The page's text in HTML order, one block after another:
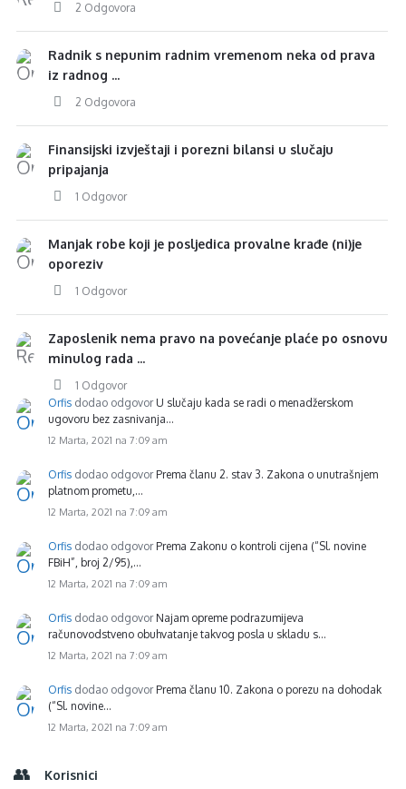
2 Odgovora
Radnik s nepunim radnim vremenom neka od prava
iz radnog ...
2 Odgovora
Finansijski izvještaji i porezni bilansi u slučaju
pripajanja
1 Odgovor
Manjak robe koji je posljedica provalne krađe (ni)je
oporeziv
1 Odgovor
Zaposlenik nema pravo na povećanje plaće po osnovu
minulog rada ...
1 Odgovor
Orfis dodao odgovor U slučaju kada se radi o menadžerskom
ugovoru bez zasnivanja…
12 Marta, 2021 na 7:09 am
Orfis dodao odgovor Prema članu 2. stav 3. Zakona o unutrašnjem
platnom prometu,…
12 Marta, 2021 na 7:09 am
Orfis dodao odgovor Prema Zakonu o kontroli cijena (“Sl. novine
FBiH”, broj 2/95),…
12 Marta, 2021 na 7:09 am
Orfis dodao odgovor Najam opreme podrazumijeva
računovodstveno obuhvatanje takvog posla u skladu s…
12 Marta, 2021 na 7:09 am
Orfis dodao odgovor Prema članu 10. Zakona o porezu na dohodak
(“Sl. novine…
12 Marta, 2021 na 7:09 am
Korisnici